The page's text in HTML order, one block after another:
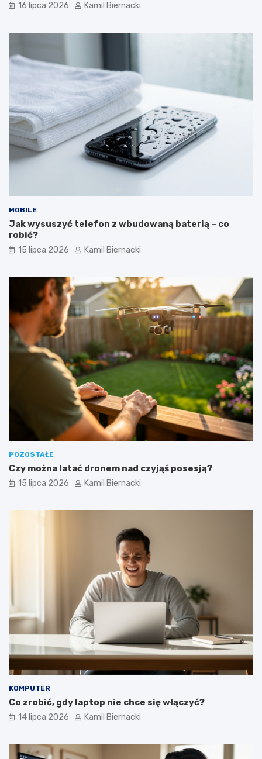
16 lipca 2026 Kamil Biernacki
MOBILE
Jak wysuszyć telefon z wbudowaną baterią – co
robić?
15 lipca 2026 Kamil Biernacki
POZOSTAŁE
Czy można latać dronem nad czyjąś posesją?
15 lipca 2026 Kamil Biernacki
KOMPUTER
Co zrobić, gdy laptop nie chce się włączyć?
14 lipca 2026 Kamil Biernacki